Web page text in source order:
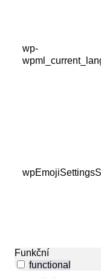
wp-
Funkční
functional